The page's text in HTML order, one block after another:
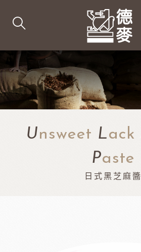
Unsweet Lack
Paste
日式黑芝麻醬